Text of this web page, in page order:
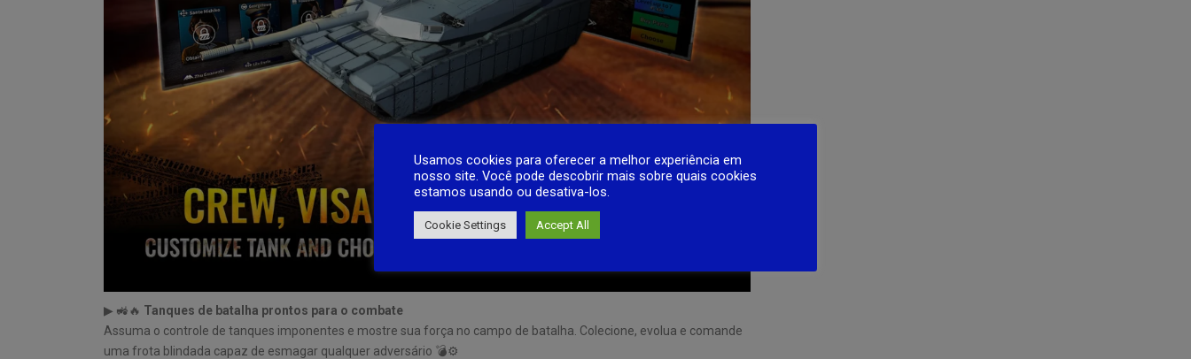
▶ 🚜🔥 Tanques de batalha prontos para o combate
Assuma o controle de tanques imponentes e mostre sua força no campo de batalha. Colecione, evolua e comande
uma frota blindada capaz de esmagar qualquer adversário 💣⚙️
Usamos cookies para oferecer a melhor experiência em
nosso site. Você pode descobrir mais sobre quais cookies
estamos usando ou desativa-los.
Cookie Settings Accept All